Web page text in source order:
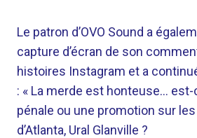
Le patron d’OVO Sound a
capture d’écran de son
histoires Instagram et a
: « La merde est honteuse…
pénale ou une promotion sur
d’Atlanta, Ural Glanville ?